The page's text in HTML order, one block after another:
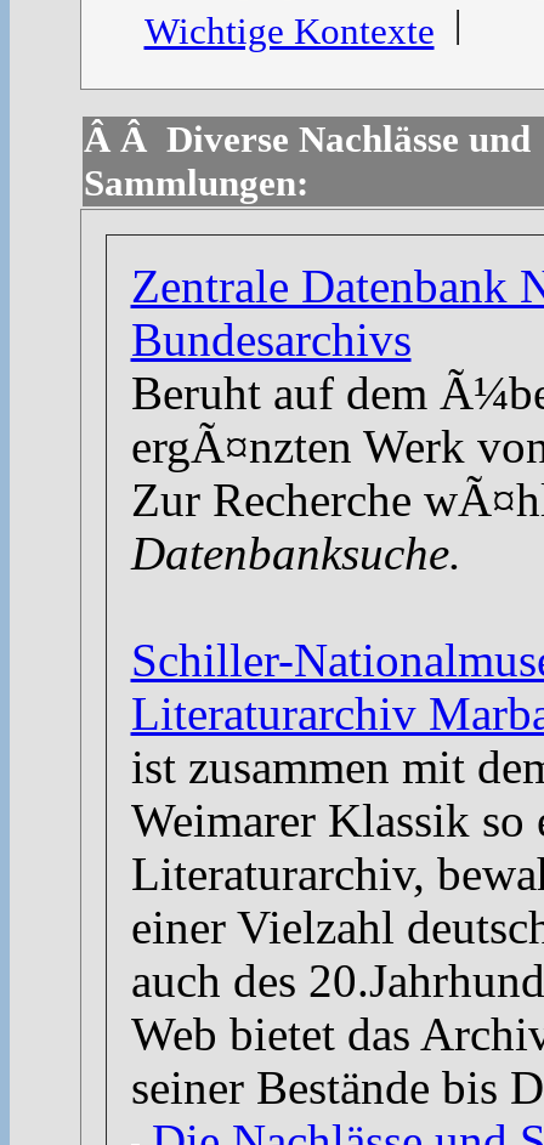
Wichtige Kontexte
Â Â Diverse Nachlässe und
Sammlungen:
Zentrale Datenbank
Bundesarchivs
Beruht auf dem
ergÃ¤nzten Werk
Zur Recherche
Datenbanksuche.
Schiller-
Literaturarchiv
ist zusammen mit
Weimarer Klassik so
Literaturarchiv,
einer Vielzahl
auch des
Web bietet das
seiner Bestände bis